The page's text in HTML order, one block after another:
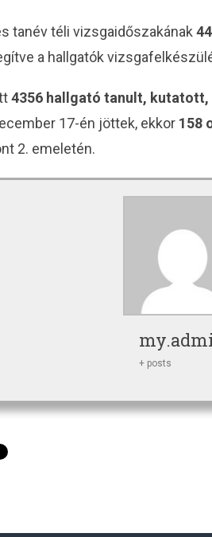
tanév téli vizsgaidőszakának
a hallgatók
4356 hallgató tanult,
17-én jöttek, ekkor 158
2. emeletén.
+ posts